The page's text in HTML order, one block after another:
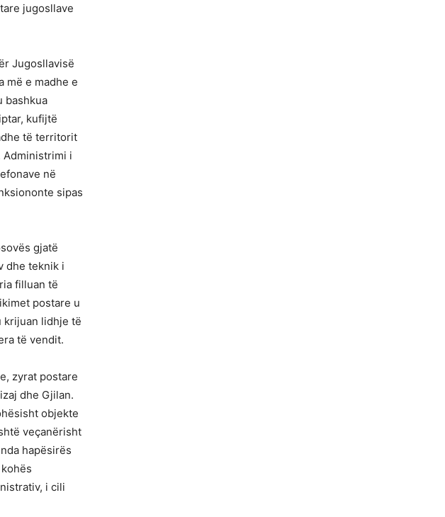
jugosllave
Jugosllavisë
më e madhe e
bashkua
kufijtë
të territorit
Administrimi i
në
sipas
gjatë
dhe teknik i
filluan të
postare u
krijuan lidhje të
të vendit.
zyrat postare
dhe Gjilan.
objekte
veçanërisht
hapësirës
i cili